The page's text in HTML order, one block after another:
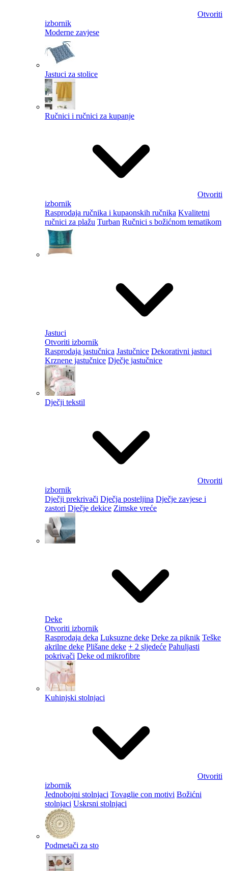
Otvoriti
izbornik
Moderne zavjese
Jastuci za stolice
Ručnici i ručnici za kupanje
Otvoriti
izbornik
Rasprodaja ručnika i kupaonskih ručnika Kvalitetni
ručnici za plažu Turban Ručnici s božićnom tematikom
Jastuci
Otvoriti izbornik
Rasprodaja jastučnica Jastučnice Dekorativni jastuci
Krznene jastučnice Dječje jastučnice
Dječji tekstil
Otvoriti
izbornik
Dječji prekrivači Dječja posteljina Dječje zavjese i
zastori Dječje dekice Zimske vreće
Deke
Otvoriti izbornik
Rasprodaja deka Luksuzne deke Deke za piknik Teške
akrilne deke Plišane deke + 2 sljedeće Pahuljasti
pokrivači Deke od mikrofibre
Kuhinjski stolnjaci
Otvoriti
izbornik
Jednobojni stolnjaci Tovaglie con motivi Božićni
stolnjaci Uskrsni stolnjaci
Podmetači za sto